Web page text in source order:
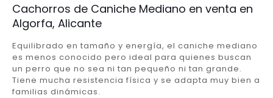
Cachorros de Caniche Mediano en venta en
Algorfa, Alicante
Equilibrado en tamaño y energía, el caniche mediano
es menos conocido pero ideal para quienes buscan
un perro que no sea ni tan pequeño ni tan grande.
Tiene mucha resistencia física y se adapta muy bien a
familias dinámicas.